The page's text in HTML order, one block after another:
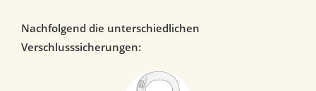
Nachfolgend die unterschiedlichen
Verschlusssicherungen: